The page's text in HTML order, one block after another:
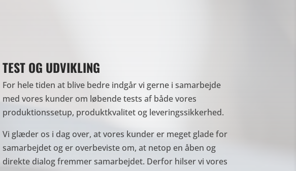
TEST OG UDVIKLING
For hele tiden at blive bedre indgår vi gerne i samarbejde
med vores kunder om løbende tests af både vores
produktionssetup, produktkvalitet og leveringssikkerhed.
Vi glæder os i dag over, at vores kunder er meget glade for
samarbejdet og er overbeviste om, at netop en åben og
direkte dialog fremmer samarbejdet. Derfor hilser vi vores